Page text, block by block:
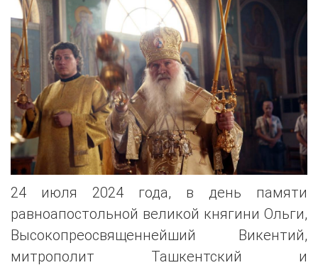
24 июля 2024 года, в день памяти
равноапостольной великой княгини Ольги,
Высокопреосвященнейший Викентий,
митрополит Ташкентский и